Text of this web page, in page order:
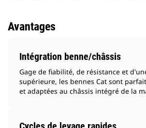
Avantages
Intégration benne/châssis
Gage de fiabilité, de résistance et
supérieure, les bennes Cat sont
et adaptées au châssis intégré de la